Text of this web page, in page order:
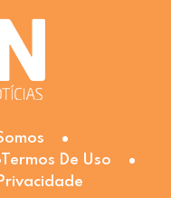
Termos De Uso